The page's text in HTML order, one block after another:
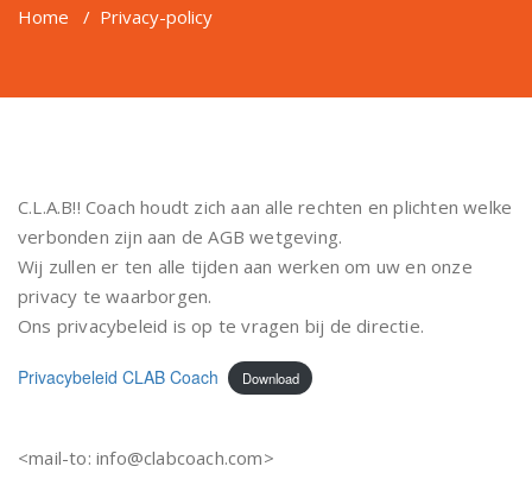
Home / Privacy-policy
C.L.A.B!! Coach houdt zich aan alle rechten en plichten welke
verbonden zijn aan de AGB wetgeving.
Wij zullen er ten alle tijden aan werken om uw en onze
privacy te waarborgen.
Ons privacybeleid is op te vragen bij de directie.
Privacybeleid CLAB Coach Download
<mail-to: info@clabcoach.com>